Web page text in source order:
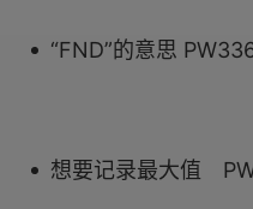
“FND”的意思
想要记录最大值